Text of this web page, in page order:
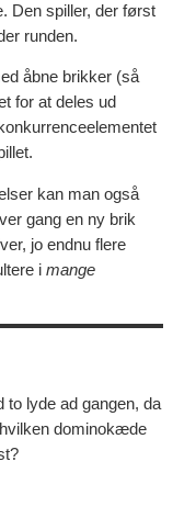
Den spiller, der først
runden.
åbne brikker (så
for at deles ud
kan man også
gang en ny brik
jo endnu flere
imange
to lyde ad gangen, da
dominokæde